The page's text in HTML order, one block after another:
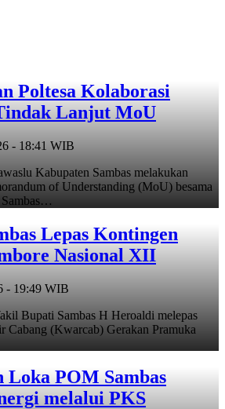
Poltesa Kolaborasi
Lanjut MoU
- 18:41 WIB
Kabupaten Sambas melakukan
of Understanding (MoU) besama
Lepas Kontingen
Nasional XII
- 19:49 WIB
Bupati Sambas H Heroaldi melepas
Cabang (Kwarcab) Gerakan Pramuka
Loka POM Sambas
melalui PKS